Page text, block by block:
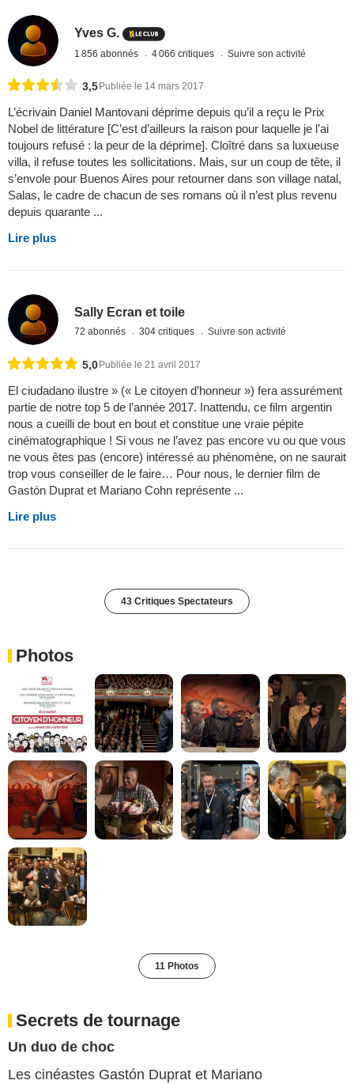
Yves G.
1 856 abonnés 4 066 critiques Suivre son activité
3,5Publiée le 14 mars 2017
L’écrivain Daniel Mantovani déprime depuis qu’il a reçu le Prix
Nobel de littérature [C’est d’ailleurs la raison pour laquelle je l’ai
toujours refusé : la peur de la déprime]. Cloîtré dans sa luxueuse
villa, il refuse toutes les sollicitations. Mais, sur un coup de tête, il
s’envole pour Buenos Aires pour retourner dans son village natal,
Salas, le cadre de chacun de ses romans où il n’est plus revenu
depuis quarante ...
Lire plus
Sally Ecran et toile
72 abonnés 304 critiques Suivre son activité
5,0 Publiée le 21 avril 2017
El ciudadano ilustre » (« Le citoyen d’honneur ») fera assurément
partie de notre top 5 de l’année 2017. Inattendu, ce film argentin
nous a cueilli de bout en bout et constitue une vraie pépite
cinématographique ! Si vous ne l’avez pas encore vu ou que vous
ne vous êtes pas (encore) intéressé au phénomène, on ne saurait
trop vous conseiller de le faire… Pour nous, le dernier film de
Gastón Duprat et Mariano Cohn représente ...
Lire plus
43 Critiques Spectateurs
Photos
11 Photos
Secrets de tournage
Un duo de choc
Les cinéastes Gastón Duprat et Mariano